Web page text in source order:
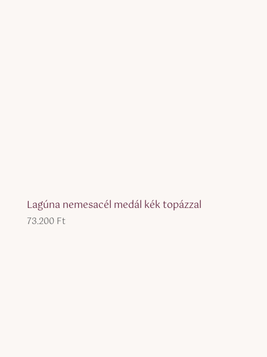
Lagúna nemesacél medál kék topázzal
73.200 Ft